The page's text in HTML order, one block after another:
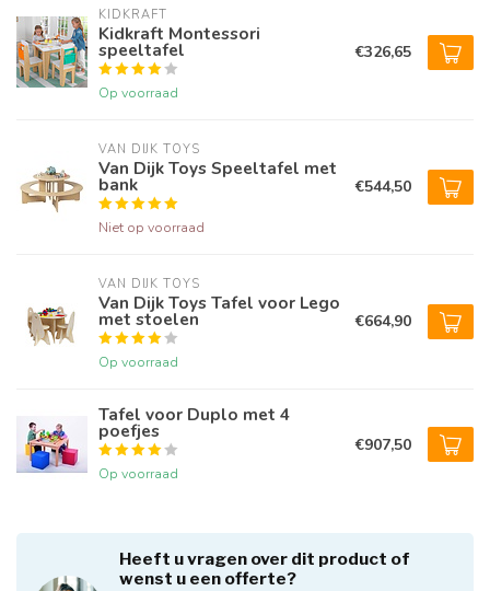
KIDKRAFT
Kidkraft Montessori
speeltafel
Op voorraad
€326,65
VAN DIJK TOYS
Van Dijk Toys Speeltafel met
bank
Niet op voorraad
€544,50
VAN DIJK TOYS
Van Dijk Toys Tafel voor Lego
met stoelen
Op voorraad
€664,90
Tafel voor Duplo met 4
poefjes
Op voorraad
€907,50
Heeft u vragen over dit product of
wenst u een offerte?